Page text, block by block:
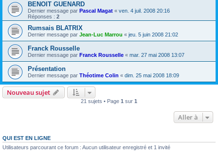
BENOIT GUENARD
Dernier message par Pascal Magat « ven. 4 juil. 2008 20:16
Réponses : 2
Rumsais BLATRIX
Dernier message par Jean-Luc Marrou « jeu. 5 juin 2008 21:02
Franck Rousselle
Dernier message par Franck Rousselle « mar. 27 mai 2008 13:07
Présentation
Dernier message par Théotime Colin « dim. 25 mai 2008 18:09
Nouveau sujet
21 sujets • Page 1 sur 1
Aller à
QUI EST EN LIGNE
Utilisateurs parcourant ce forum : Aucun utilisateur enregistré et 1 invité